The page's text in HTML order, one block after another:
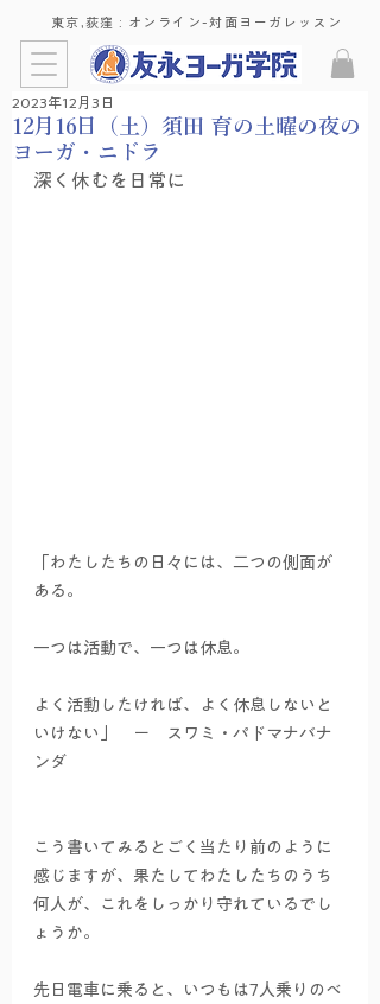
東京,荻窪 : ​オンライン-対面ヨーガレッスン
12月16日（土）須田 育の土曜の夜の
ヨーガ・ニドラ
2023年12月3日
深く休むを日常に
「わたしたちの日々には、二つの側面が
ある。
一つは活動で、一つは休息。
よく活動したければ、よく休息しないと
いけない」　ー　スワミ・パドマナバナ
ンダ
こう書いてみるとごく当たり前のように
感じますが、果たしてわたしたちのうち
何人が、これをしっかり守れているでし
ょうか。
先日電車に乗ると、いつもは7人乗りのベ